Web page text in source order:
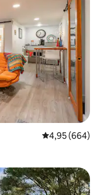
Gemiddelde
4,95 (664)